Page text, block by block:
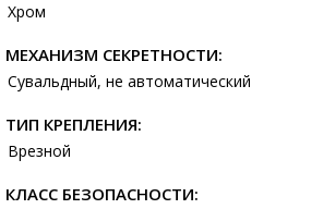
Хром
МЕХАНИЗМ СЕКРЕТНОСТИ:
Сувальдный, не автоматический
ТИП КРЕПЛЕНИЯ:
Врезной
КЛАСС БЕЗОПАСНОСТИ: